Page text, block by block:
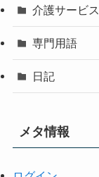
介護サービス
専門用語
日記
メタ情報